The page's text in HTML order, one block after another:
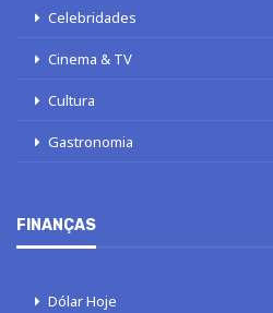
Celebridades
Cinema & TV
Cultura
Gastronomia
FINANÇAS
Dólar Hoje